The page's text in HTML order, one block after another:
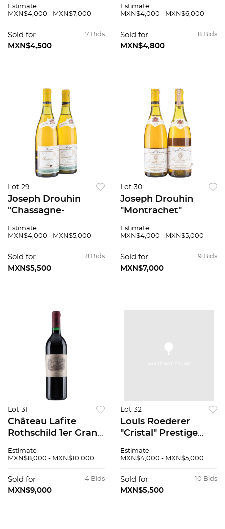
Margaux, Francia
superior 92 / 100
Estimate
MXN$4,000 - MXN$7,000
7 Bids
Sold for
MXN$4,500
Champagne, Francia
Estimate
MXN$4,000 - MXN$6,000
8 Bids
Sold for
MXN$4,800
Lot 29
Joseph Drouhin
"Chassagne-
Cosecha: 1989 Côte
Niveles: a 2.7cm
Piezas: 2 92 / 100
Estimate
MXN$4,000 - MXN$5,000
8 Bids
Sold for
MXN$5,500
Lot 30
Joseph Drouhin
"Montrachet"
Laguiche" Grand Cru
de Beaune, Francia
Niveles: a 4.6 y 2.8
Estimate
MXN$4,000 - MXN$5,000
9 Bids
Sold for
MXN$7,000
Lot 31
Château Lafite
Rothschild 1er Grand
1984 Pauillac,
llenado alto 92 / 100
Estimate
MXN$8,000 - MXN$10,000
4 Bids
Sold for
MXN$9,000
Lot 32
Louis Roederer
"Cristal" Prestige
Champagne, Francia
Estimate
MXN$4,000 - MXN$5,000
10 Bids
Sold for
MXN$5,500